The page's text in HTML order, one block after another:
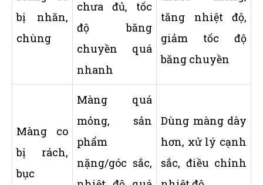
bị nhăn,
chùng
chưa đủ, tốc
độ băng
chuyền quá
nhanh
tăng nhiệt độ,
giảm tốc độ
băng chuyền
Màng co
bị rách,
bục
Màng quá
mỏng, sản
phẩm
nặng/góc sắc,
Dùng màng dày
hơn, xử lý cạnh
sắc, điều chỉnh